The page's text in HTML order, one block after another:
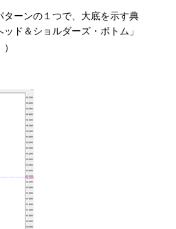
ーンの１つで、大底を示す典
ド＆ショルダーズ・ボトム」